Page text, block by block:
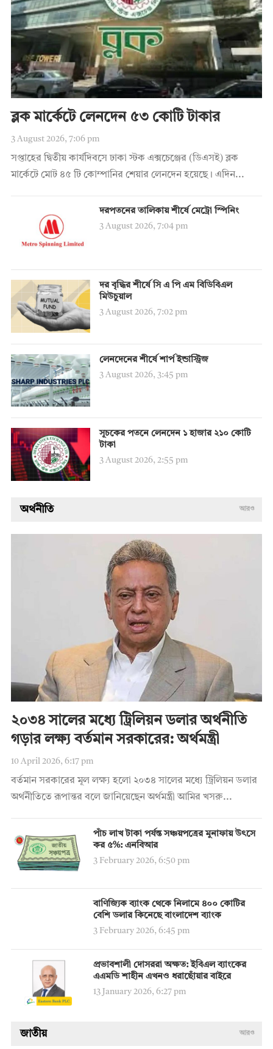
ব্লক মার্কেটে লেনদেন ৫৩ কোটি টাকার
3 August 2026, 7:06 pm
সপ্তাহের দ্বিতীয় কার্যদিবসে ঢাকা স্টক এক্সচেঞ্জের (ডিএসই) ব্লক
মার্কেটে মোট ৪৫ টি কোম্পানির শেয়ার লেনদেন হয়েছে। এদিন...
দরপতনের তালিকায় শীর্ষে মেট্রো স্পিনিং
3 August 2026, 7:04 pm
দর বৃদ্ধির শীর্ষে সি এ পি এম বিডিবিএল
মিউচুয়াল
3 August 2026, 7:02 pm
লেনদেনের শীর্ষে শার্প ইন্ডাস্ট্রিজ
3 August 2026, 3:45 pm
সূচকের পতনে লেনদেন ১ হাজার ২১০ কোটি
টাকা
3 August 2026, 2:55 pm
অর্থনীতি আরও
২০৩৪ সালের মধ্যে ট্রিলিয়ন ডলার অর্থনীতি
গড়ার লক্ষ্য বর্তমান সরকারের: অর্থমন্ত্রী
10 April 2026, 6:17 pm
বর্তমান সরকারের মূল লক্ষ্য হলো ২০৩৪ সালের মধ্যে ট্রিলিয়ন ডলার
অর্থনীতিতে রূপান্তর বলে জানিয়েছেন অর্থমন্ত্রী আমির খসরু...
পাঁচ লাখ টাকা পর্যন্ত সঞ্চয়পত্রের মুনাফায় উৎসে
কর ৫%: এনবিআর
3 February 2026, 6:50 pm
বাণিজ্যিক ব্যাংক থেকে নিলামে ৪০০ কোটির
বেশি ডলার কিনেছে বাংলাদেশ ব্যাংক
3 February 2026, 6:45 pm
প্রভাবশালী দোসররা অক্ষত: ইবিএল ব্যাংকের
এএমডি শাহীন এখনও ধরাছোঁয়ার বাইরে
13 January 2026, 6:27 pm
জাতীয় আরও